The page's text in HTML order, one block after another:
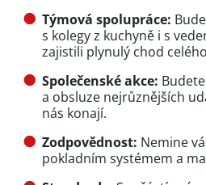
Týmová spolupráce:
s kolegy z kuchyně i s
zajistili plynulý chod
Společenské akce:
a obsluze nejrůznějších
nás konají.
Zodpovědnost: Nemine
pokladním systémem a